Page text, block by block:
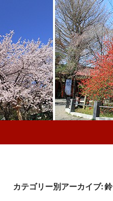
カテゴリー別アーカイブ: 鈴